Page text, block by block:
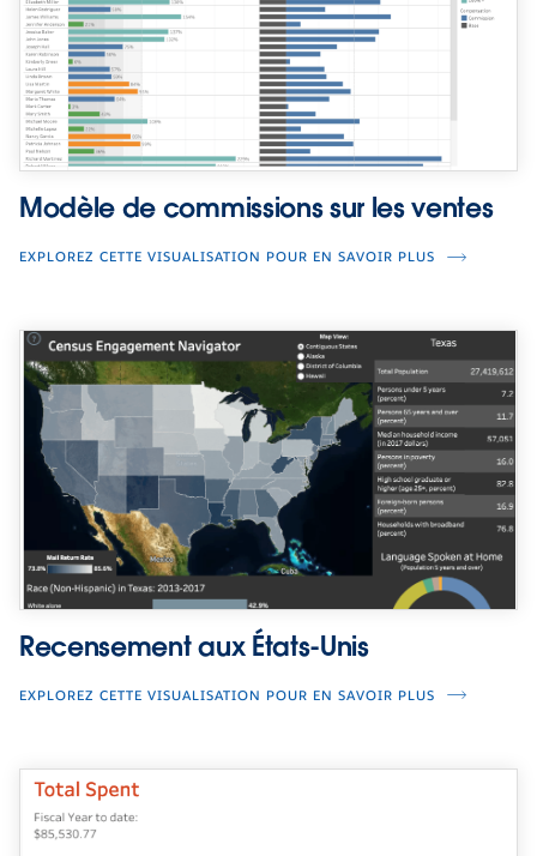
Modèle de commissions sur les ventes
EXPLOREZ CETTE VISUALISATION POUR EN SAVOIR PLUS
Recensement aux États-Unis
EXPLOREZ CETTE VISUALISATION POUR EN SAVOIR PLUS